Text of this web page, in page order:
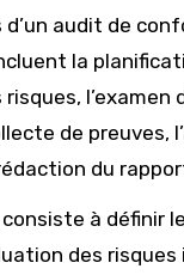
d’un audit de
la
l’examen
de preuves,
du
à définir
des